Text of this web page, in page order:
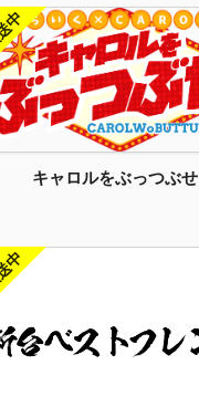
キャロルをぶっつぶせ